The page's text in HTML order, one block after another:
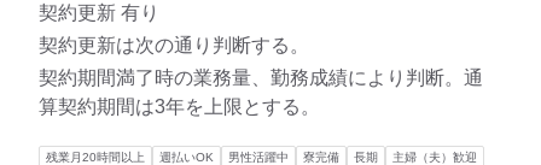
契約更新 有り
契約更新は次の通り判断する。
契約期間満了時の業務量、勤務成績により判断。通
算契約期間は3年を上限とする。
残業月20時間以上 週払いOK 男性活躍中 寮完備 長期
主婦（夫）歓迎